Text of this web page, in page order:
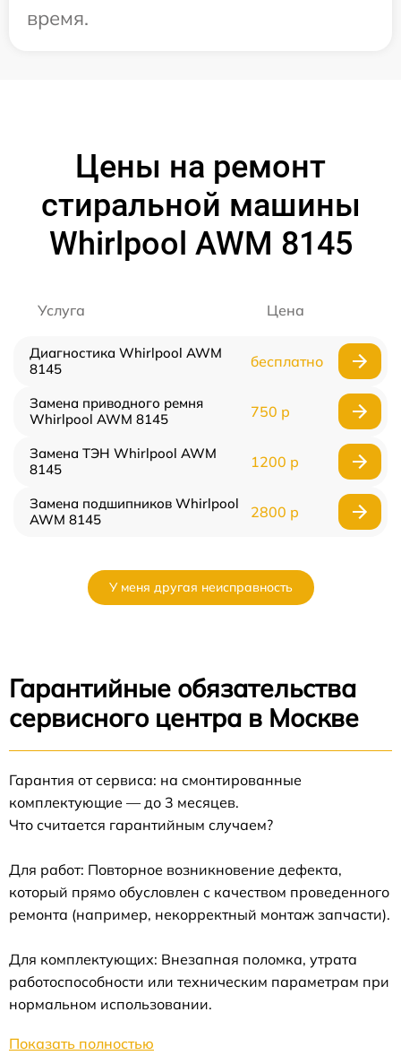
время.
Цены на ремонт
стиральной машины
Whirlpool AWM 8145
Услуга Цена
Диагностика Whirlpool AWM
8145
бесплатно
Замена приводного ремня
Whirlpool AWM 8145
750 р
Замена ТЭН Whirlpool AWM
8145
1200 р
Замена подшипников Whirlpool
AWM 8145
2800 р
У меня другая неисправность
Гарантийные обязательства
сервисного центра в Москве
Гарантия от сервиса: на смонтированные
комплектующие — до 3 месяцев.
Что считается гарантийным случаем?
Для работ: Повторное возникновение дефекта,
который прямо обусловлен с качеством проведенного
ремонта (например, некорректный монтаж запчасти).
Для комплектующих: Внезапная поломка, утрата
работоспособности или техническим параметрам при
нормальном использовании.
Показать полностью